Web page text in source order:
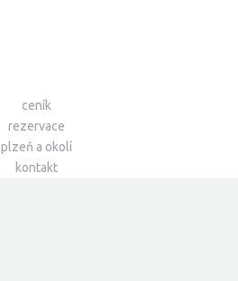
ceník
rezervace
plzeň a okolí
kontakt